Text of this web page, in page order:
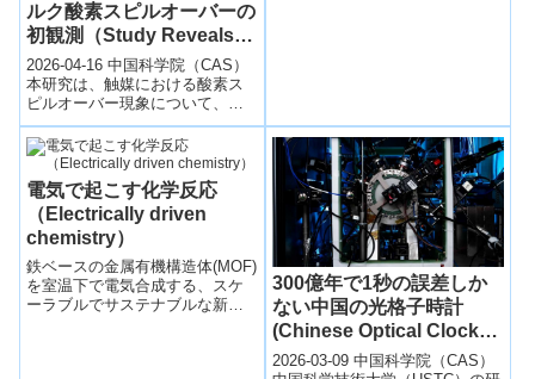
ルク酸素スピルオーバーの
初観測（Study Reveals
First-Ever Observation of
Bulk Oxygen Spillover in
Ru/r-TiO2 Catalysts）
2026-04-16 中国科学院（CAS）
本研究は、触媒における酸素ス
ピルオーバー現象について、従
来の表面限定モデルを覆し、触
媒内部（バルク）での発生を初
めて実...
電気で起こす化学反応
（Electrically driven
chemistry）
鉄ベースの金属有機構造体(MOF)
を室温下で電気合成する、スケ
ーラブルでサステナブルな新技
300億年で1秒の誤差しか
ない中国の光格子時計
(Chinese Optical Clock
Accurate to within 1
2026-03-09 中国科学院（CAS）